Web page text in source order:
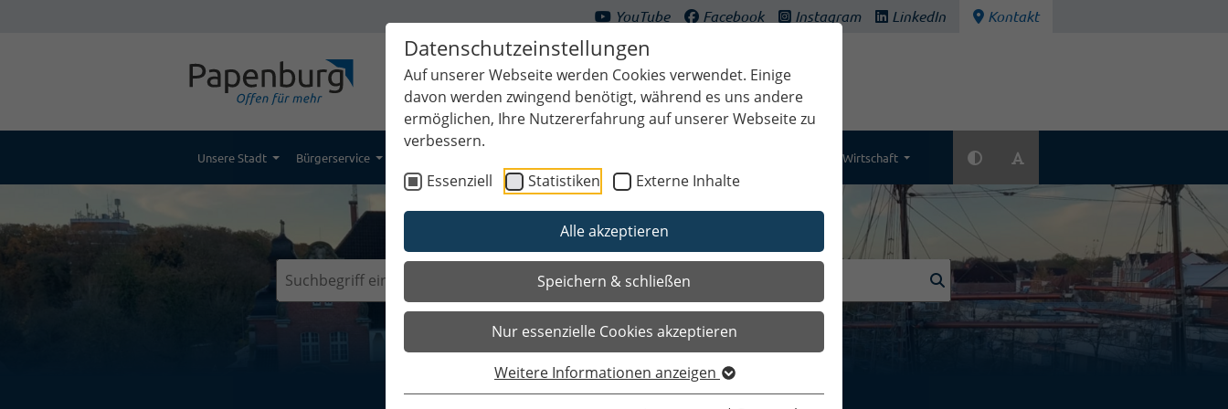
Datenschutzeinstellungen
Auf unserer Webseite werden Cookies verwendet. Einige
davon werden zwingend benötigt, während es uns andere
ermöglichen, Ihre Nutzererfahrung auf unserer Webseite zu
verbessern.
Essenziell
Statistiken Externe Inhalte
Alle akzeptieren
Speichern & schließen
Nur essenzielle Cookies akzeptieren
Weitere Informationen anzeigen
YouTube Facebook Instagram LinkedIn Kontakt
Unsere Stadt Bürgerservice Wirtschaft